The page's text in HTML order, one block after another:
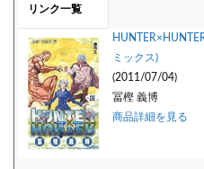
リンク一覧
ミックス)
(2011/07/04)
冨樫 義博
商品詳細を見る